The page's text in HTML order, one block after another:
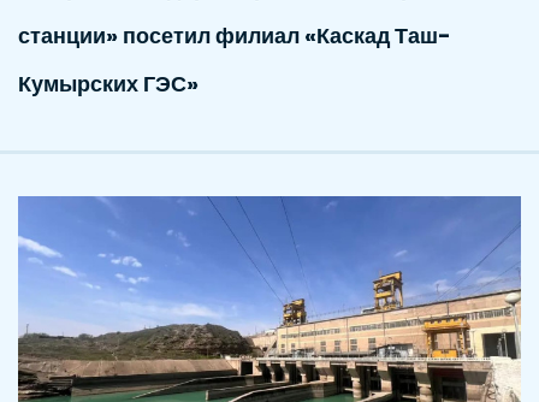
станции» посетил филиал «Каскад Таш-
Кумырских ГЭС»